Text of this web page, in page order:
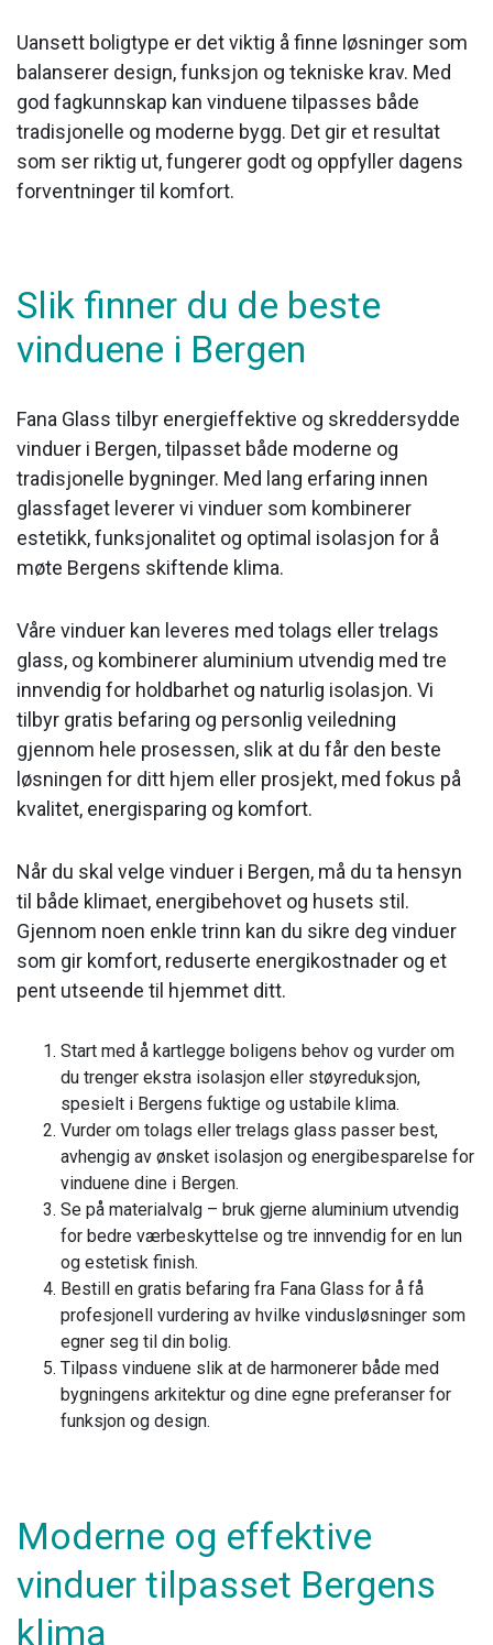
Uansett boligtype er det viktig å finne løsninger som
balanserer design, funksjon og tekniske krav. Med
god fagkunnskap kan vinduene tilpasses både
tradisjonelle og moderne bygg. Det gir et resultat
som ser riktig ut, fungerer godt og oppfyller dagens
forventninger til komfort.
Slik finner du de beste
vinduene i Bergen
Fana Glass tilbyr energieffektive og skreddersydde
vinduer i Bergen, tilpasset både moderne og
tradisjonelle bygninger. Med lang erfaring innen
glassfaget leverer vi vinduer som kombinerer
estetikk, funksjonalitet og optimal isolasjon for å
møte Bergens skiftende klima.
Våre vinduer kan leveres med tolags eller trelags
glass, og kombinerer aluminium utvendig med tre
innvendig for holdbarhet og naturlig isolasjon. Vi
tilbyr gratis befaring og personlig veiledning
gjennom hele prosessen, slik at du får den beste
løsningen for ditt hjem eller prosjekt, med fokus på
kvalitet, energisparing og komfort.
Når du skal velge vinduer i Bergen, må du ta hensyn
til både klimaet, energibehovet og husets stil.
Gjennom noen enkle trinn kan du sikre deg vinduer
som gir komfort, reduserte energikostnader og et
pent utseende til hjemmet ditt.
Start med å kartlegge boligens behov og vurder om
du trenger ekstra isolasjon eller støyreduksjon,
spesielt i Bergens fuktige og ustabile klima.
Vurder om tolags eller trelags glass passer best,
avhengig av ønsket isolasjon og energibesparelse for
vinduene dine i Bergen.
Se på materialvalg – bruk gjerne aluminium utvendig
for bedre værbeskyttelse og tre innvendig for en lun
og estetisk finish.
Bestill en gratis befaring fra Fana Glass for å få
profesjonell vurdering av hvilke vindusløsninger som
egner seg til din bolig.
Tilpass vinduene slik at de harmonerer både med
bygningens arkitektur og dine egne preferanser for
funksjon og design.
Moderne og effektive
vinduer tilpasset Bergens
klima